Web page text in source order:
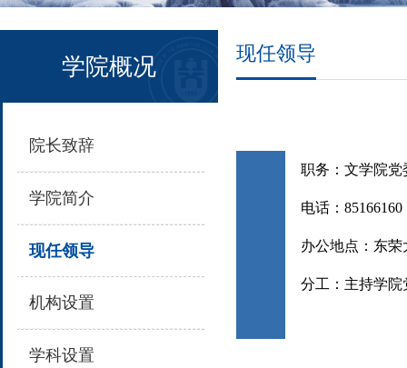
学院概况
院长致辞
学院简介
现任领导
机构设置
学科设置
现任领导
职务：文学院党
电话： 85166160
办公地点：东荣
分工：主持学